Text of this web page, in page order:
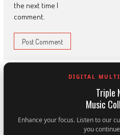
the next time I
comment.
DIGITAL
Triple
Music
Enhance your focus. Listen to our
you